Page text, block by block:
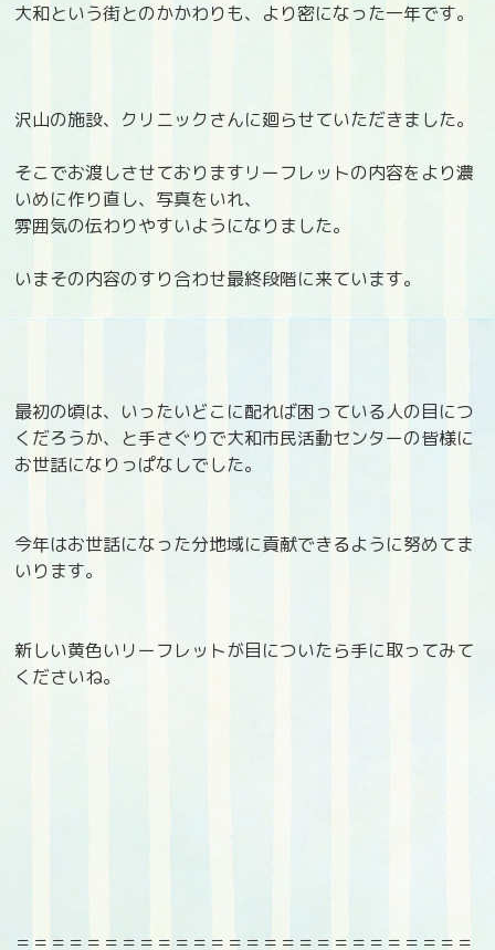
大和という街とのかかわりも、より密になった一年です。
沢山の施設、クリニックさんに廻らせていただきました。
そこでお渡しさせておりますリーフレットの内容をより濃
いめに作り直し、写真をいれ、
雰囲気の伝わりやすいようになりました。
いまその内容のすり合わせ最終段階に来ています。
最初の頃は、いったいどこに配れば困っている人の目につ
くだろうか、と手さぐりで大和市民活動センターの皆様に
お世話になりっぱなしでした。
今年はお世話になった分地域に貢献できるように努めてま
いります。
新しい黄色いリーフレットが目についたら手に取ってみて
くださいね。
＝＝＝＝＝＝＝＝＝＝＝＝＝＝＝＝＝＝＝＝＝＝＝＝＝＝